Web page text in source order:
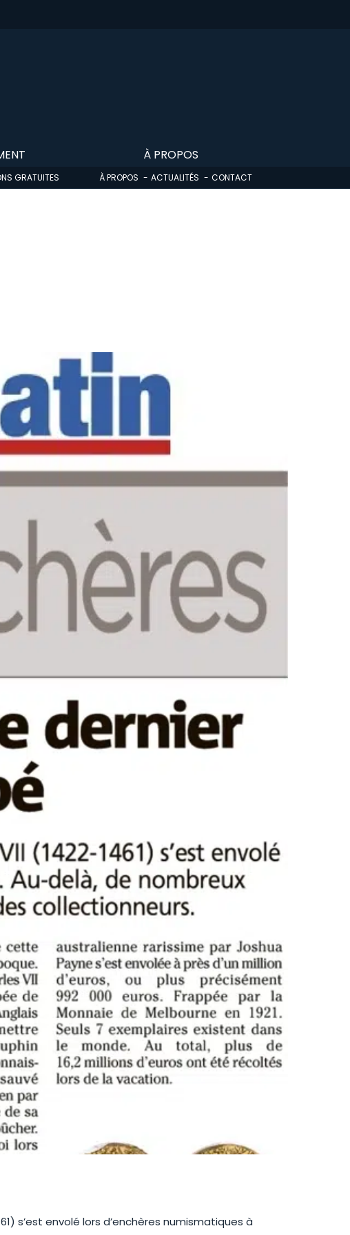
GRATUITES
À PROPOS
À PROPOS ACTUALITÉS CONTACT
s’est envolé lors d’enchères numismatiques à